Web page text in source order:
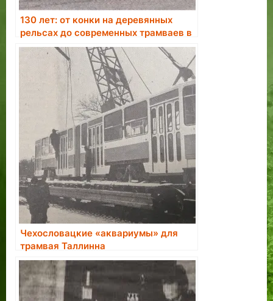
130 лет: от конки на деревянных
рельсах до современных трамваев в
Таллине
Чехословацкие «аквариумы» для
трамвая Таллинна